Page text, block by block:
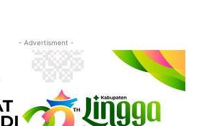
- Advertisment -